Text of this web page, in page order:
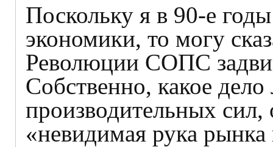
Поскольку я в 90-е
экономики, то могу
Революции СОПС
Собственно, какое
производительных
«невидимая рука